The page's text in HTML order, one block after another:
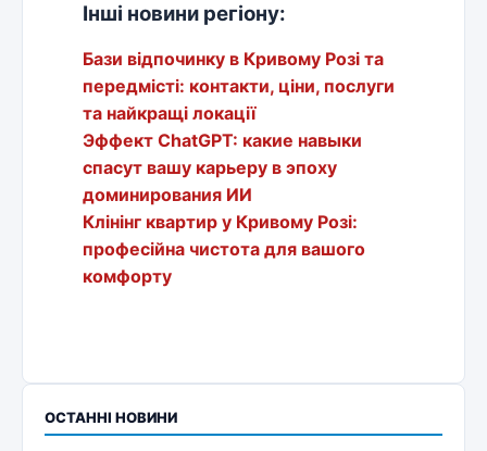
Інші новини регіону:
Бази відпочинку в Кривому Розі та
передмісті: контакти, ціни, послуги
та найкращі локації
Эффект ChatGPT: какие навыки
спасут вашу карьеру в эпоху
доминирования ИИ
Клінінг квартир у Кривому Розі:
професійна чистота для вашого
комфорту
ОСТАННІ НОВИНИ